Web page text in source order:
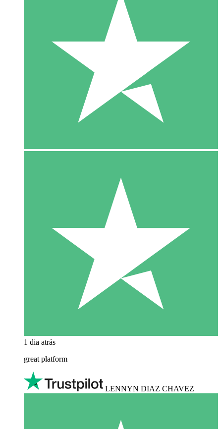
1 dia atrás
great platform
LENNYN DIAZ CHAVEZ